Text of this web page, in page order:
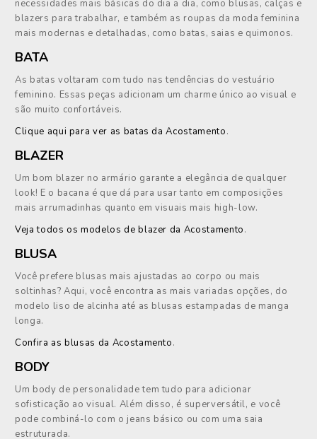
necessidades mais básicas do dia a dia, como blusas, calças e
blazers para trabalhar, e também as roupas da moda feminina
mais modernas e detalhadas, como batas, saias e quimonos.
BATA
As batas voltaram com tudo nas tendências do vestuário
feminino. Essas peças adicionam um charme único ao visual e
são muito confortáveis.
Clique aqui para ver as batas da Acostamento.
BLAZER
Um bom blazer no armário garante a elegância de qualquer
look! E o bacana é que dá para usar tanto em composições
mais arrumadinhas quanto em visuais mais high-low.
Veja todos os modelos de blazer da Acostamento.
BLUSA
Você prefere blusas mais ajustadas ao corpo ou mais
soltinhas? Aqui, você encontra as mais variadas opções, do
modelo liso de alcinha até as blusas estampadas de manga
longa.
Confira as blusas da Acostamento.
BODY
Um body de personalidade tem tudo para adicionar
sofisticação ao visual. Além disso, é superversátil, e você
pode combiná-lo com o jeans básico ou com uma saia
estruturada.